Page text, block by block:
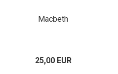
Macbeth
25,00 EUR